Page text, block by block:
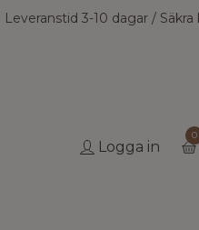
Leveranstid 3-10 dagar /
Logga in
0